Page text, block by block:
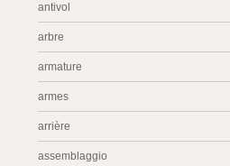
antivol
arbre
armature
armes
arrière
assemblaggio